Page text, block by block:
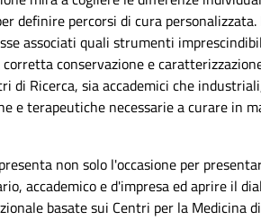
definire percorsi di cura personalizzata.
associati quali strumenti
conservazione e
di Ricerca, sia accademici che
e terapeutiche necessarie a curare in
non solo l'occasione per
accademico e d'impresa ed aprire il
basate sui Centri per la Medicina